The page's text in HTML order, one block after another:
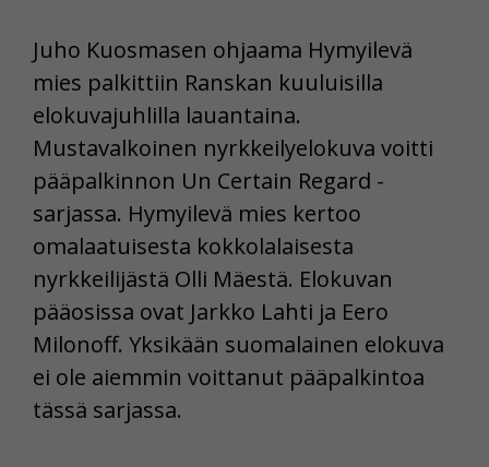
Juho Kuosmasen ohjaama Hymyilevä
mies palkittiin Ranskan kuuluisilla
elokuvajuhlilla lauantaina.
Mustavalkoinen nyrkkeilyelokuva voitti
pääpalkinnon Un Certain Regard -
sarjassa. Hymyilevä mies kertoo
omalaatuisesta kokkolalaisesta
nyrkkeilijästä Olli Mäestä. Elokuvan
pääosissa ovat Jarkko Lahti ja Eero
Milonoff. Yksikään suomalainen elokuva
ei ole aiemmin voittanut pääpalkintoa
tässä sarjassa.